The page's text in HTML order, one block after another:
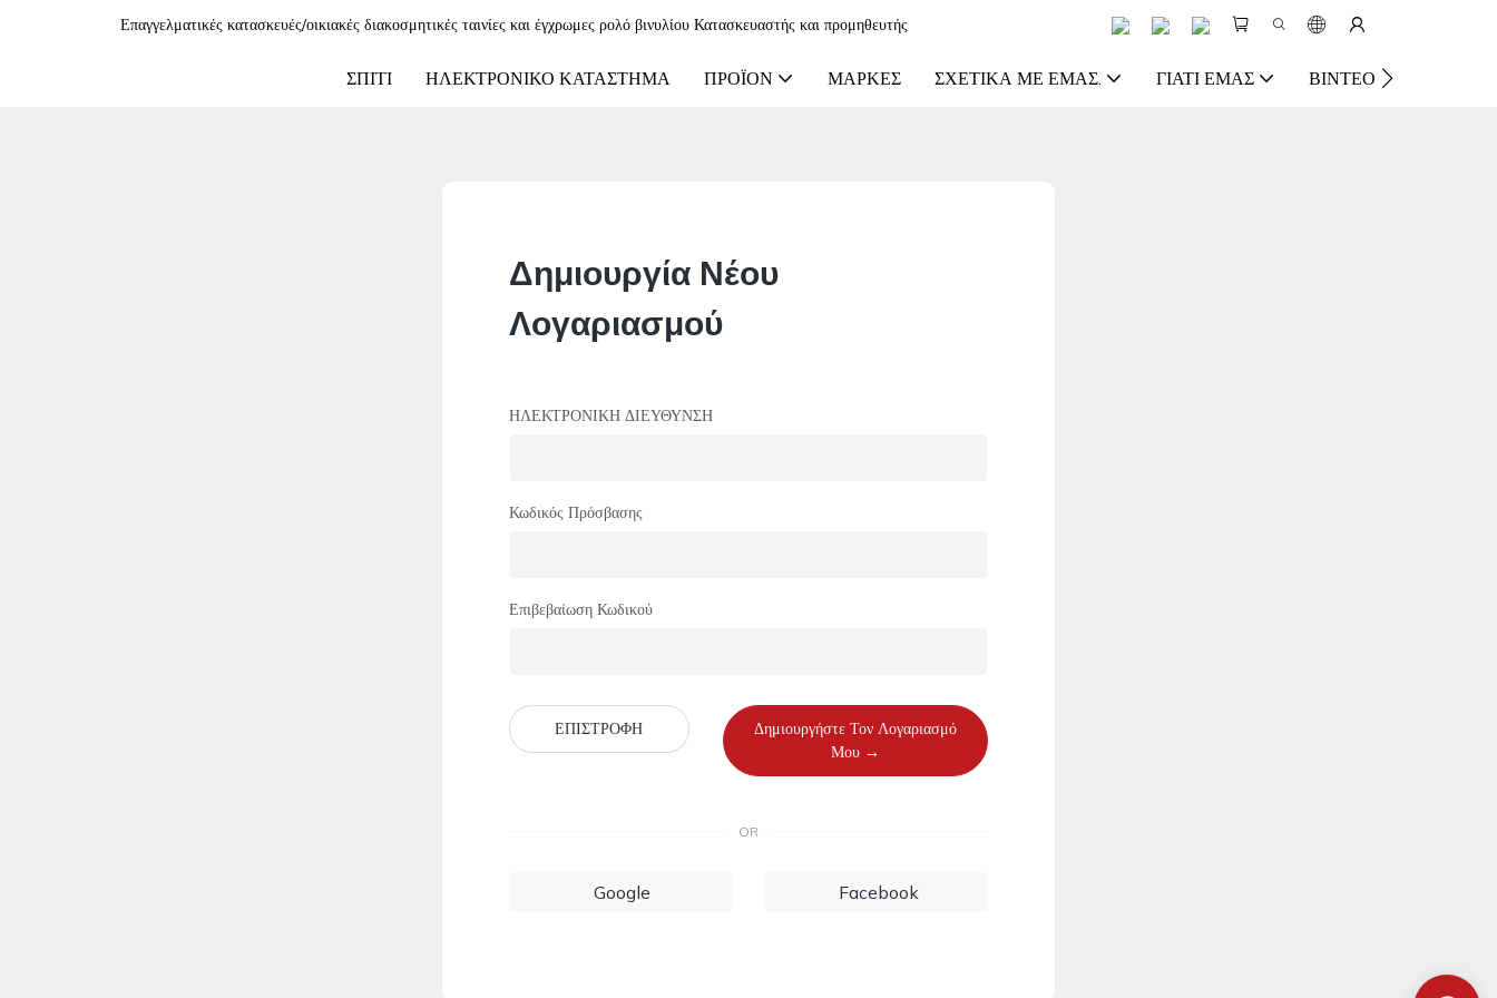
Επαγγελματικές κατασκευές/οικιακές διακοσμητικές ταινίες και έγχρωμες ρολό βινυλίου Κατασκευαστής και προμηθευτής
ΣΠΊΤΙ ΗΛΕΚΤΡΟΝΙΚΌ ΚΑΤΆΣΤΗΜΑ ΠΡΟΪΌΝ ΜΆΡΚΕΣ ΣΧΕΤΙΚΆ ΜΕ ΕΜΆΣ. ΓΙΑΤΊ ΕΜΆΣ ΒΊΝΤΕΟ
Δημιουργία Νέου
Λογαριασμού
ΗΛΕΚΤΡΟΝΙΚΗ ΔΙΕΥΘΥΝΣΗ
Κωδικός Πρόσβασης
Επιβεβαίωση Κωδικού
ΕΠΙΣΤΡΟΦΗ
Δημιουργήστε Τον Λογαριασμό
Μου →
OR
Google Facebook